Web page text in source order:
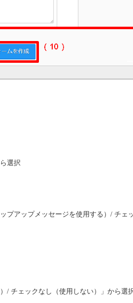
選択
プアップメッセージを使用する）/ チェ
/ チェックなし（使用しない）」から選